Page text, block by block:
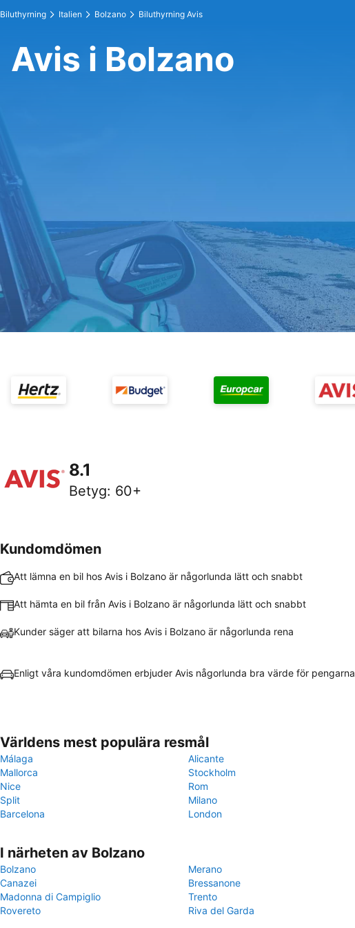
Biluthyrning Italien Bolzano Biluthyrning Avis
Avis i Bolzano
8.1
Betyg: 60+
Kundomdömen
Att lämna en bil hos Avis i Bolzano är någorlunda lätt och snabbt
Att hämta en bil från Avis i Bolzano är någorlunda lätt och snabbt
Kunder säger att bilarna hos Avis i Bolzano är någorlunda rena
Enligt våra kundomdömen erbjuder Avis någorlunda bra värde för pengarna
Världens mest populära resmål
Málaga
Alicante
Mallorca
Stockholm
Nice
Rom
Split
Milano
Barcelona
London
I närheten av Bolzano
Bolzano
Merano
Canazei
Bressanone
Madonna di Campiglio
Trento
Rovereto
Riva del Garda